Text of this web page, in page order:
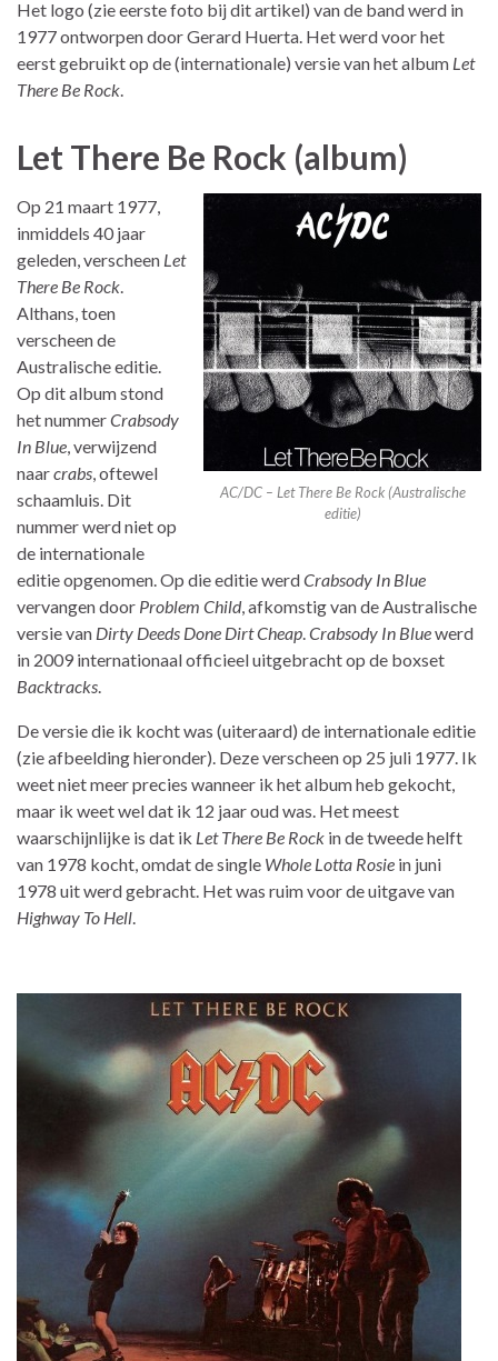
Het logo (zie eerste foto bij dit artikel) van de band werd in
1977 ontworpen door Gerard Huerta. Het werd voor het
eerst gebruikt op de (internationale) versie van het album Let
There Be Rock.
Let There Be Rock (album)
AC/DC – Let There Be Rock (Australische
editie)
Op 21 maart 1977,
inmiddels 40 jaar
geleden, verscheen Let
There Be Rock.
Althans, toen
verscheen de
Australische editie.
Op dit album stond
het nummerCrabsody
In Blue, verwijzend
naarcrabs, oftewel
schaamluis. Dit
nummer werd niet op
de internationale
editie opgenomen. Op die editie werdCrabsody In Blue
vervangen door Problem Child, afkomstig van de Australische
versie van Dirty Deeds Done Dirt Cheap.Crabsody In Bluewerd
in 2009 internationaal officieel uitgebracht op de boxset
Backtracks.
De versie die ik kocht was (uiteraard) de internationale editie
(zie afbeelding hieronder). Deze verscheen op 25 juli 1977. Ik
weet niet meer precies wanneer ik het album heb gekocht,
maar ik weet wel dat ik 12 jaar oud was. Het meest
waarschijnlijke is dat ik Let There Be Rock in de tweede helft
van 1978 kocht, omdat de single Whole Lotta Rosie in juni
1978 uit werd gebracht. Het was ruim voor de uitgave van
Highway To Hell.